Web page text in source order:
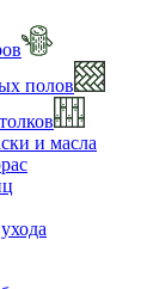
полов
и масла